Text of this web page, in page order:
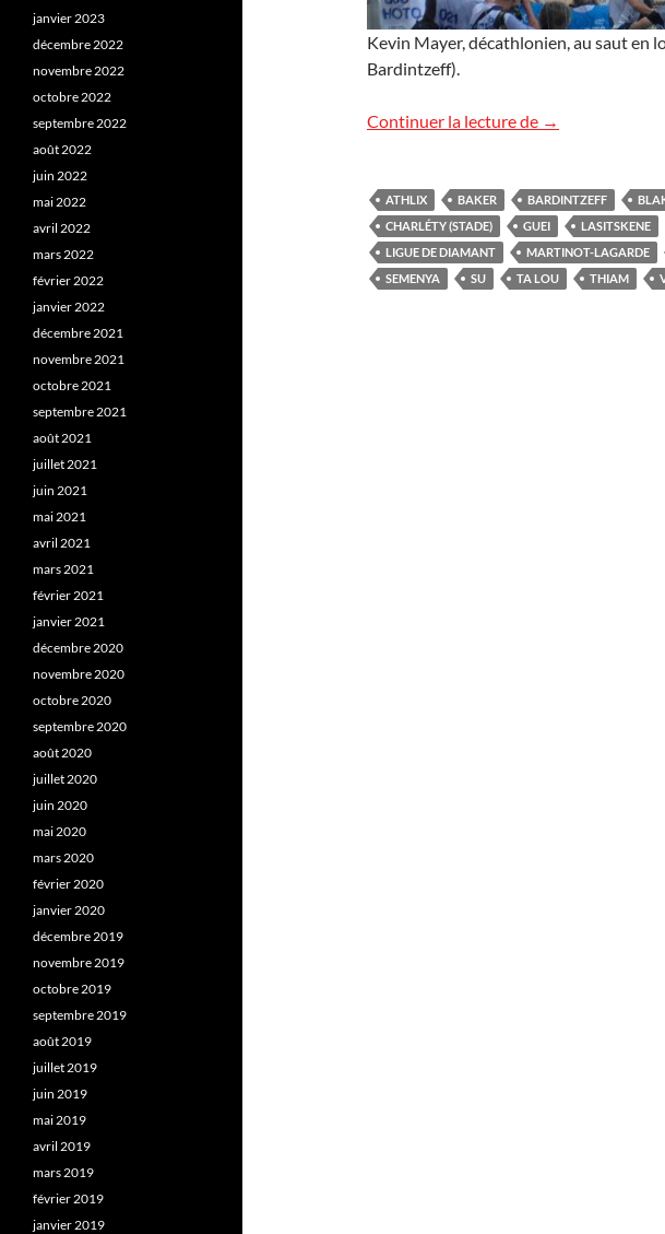
Kevin Mayer, décathlonien, au saut en
Bardintzeff).
Continuer la lecture de Athlétisme au
→
ATHLIX BAKER BARDINTZEFF
CHARLÉTY (STADE)
GUEI LASITSKENE
LIGUE DE DIAMANT
MARTINOT-LAGARDE
SEMENYA
SU TA LOU THIAM
janvier 2023
décembre 2022
novembre 2022
octobre 2022
septembre 2022
août 2022
juin 2022
mai 2022
avril 2022
mars 2022
février 2022
janvier 2022
décembre 2021
novembre 2021
octobre 2021
septembre 2021
août 2021
juillet 2021
juin 2021
mai 2021
avril 2021
mars 2021
février 2021
janvier 2021
décembre 2020
novembre 2020
octobre 2020
septembre 2020
août 2020
juillet 2020
juin 2020
mai 2020
mars 2020
février 2020
janvier 2020
décembre 2019
novembre 2019
octobre 2019
septembre 2019
août 2019
juillet 2019
juin 2019
mai 2019
avril 2019
mars 2019
février 2019
janvier 2019